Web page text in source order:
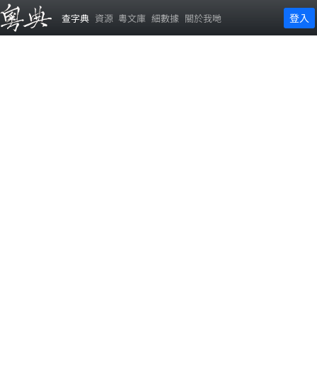
查字典 資源 粵文庫 細數據 關於我哋 登入